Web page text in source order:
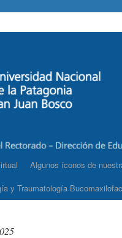
Algunos íconos de
y Traumatología